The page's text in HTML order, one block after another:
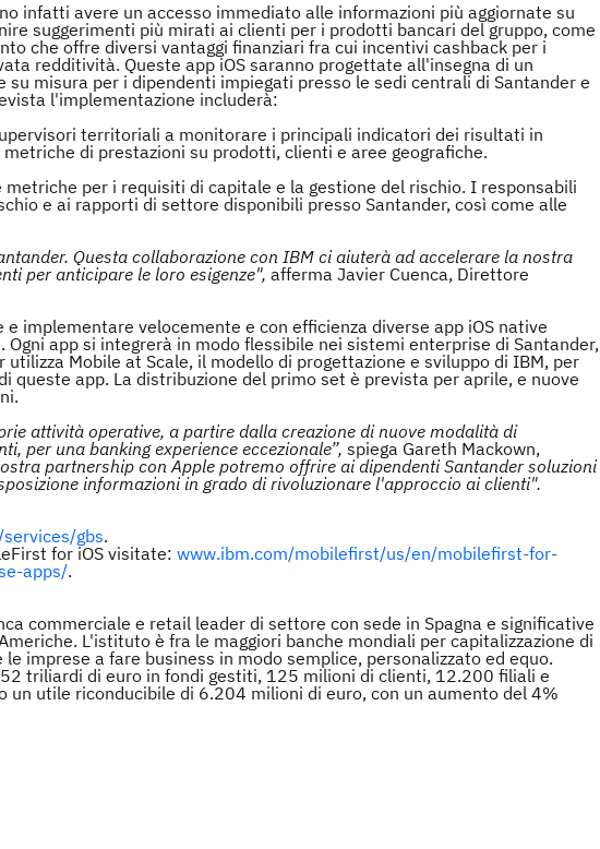
infatti avere un accesso immediato alle informazioni più aggiornate su
suggerimenti più mirati ai clienti per i prodotti bancari del gruppo, come
che offre diversi vantaggi finanziari fra cui incentivi cashback per i
redditività. Queste app iOS saranno progettate all'insegna di un
misura per i dipendenti impiegati presso le sedi centrali di Santander e
l'implementazione includerà:
territoriali a monitorare i principali indicatori dei risultati in
di prestazioni su prodotti, clienti e aree geografiche.
per i requisiti di capitale e la gestione del rischio. I responsabili
e ai rapporti di settore disponibili presso Santander, così come alle
Questa collaborazione con IBM ci aiuterà ad accelerare la nostra
per anticipare le loro esigenze", afferma Javier Cuenca, Direttore
implementare velocemente e con efficienza diverse app iOS native
app si integrerà in modo flessibile nei sistemi enterprise di Santander,
Mobile at Scale, il modello di progettazione e sviluppo di IBM, per
queste app. La distribuzione del primo set è prevista per aprile, e nuove
attività operative, a partire dalla creazione di nuove modalità di
per una banking experience eccezionale”, spiega Gareth Mackown,
partnership con Apple potremo offrire ai dipendenti Santander soluzioni
informazioni in grado di rivoluzionare l'approccio ai clienti".
gbs.
for iOS visitate: www.ibm.com/mobilefirst/us/en/mobilefirst-for-
apps/.
commerciale e retail leader di settore con sede in Spagna e significative
L'istituto è fra le maggiori banche mondiali per capitalizzazione di
imprese a fare business in modo semplice, personalizzato ed equo.
triliardi di euro in fondi gestiti, 125 milioni di clienti, 12.200 filiali e
utile riconducibile di 6.204 milioni di euro, con un aumento del 4%